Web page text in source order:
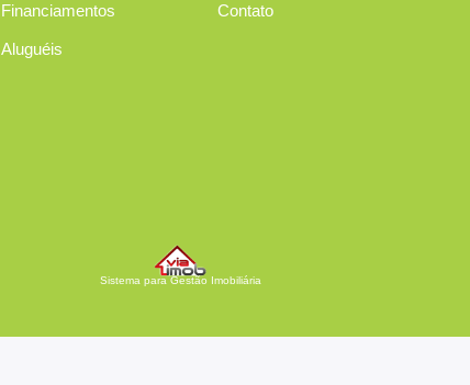
Financiamentos
Aluguéis
Contato
Sistema para Gestão Imobiliária